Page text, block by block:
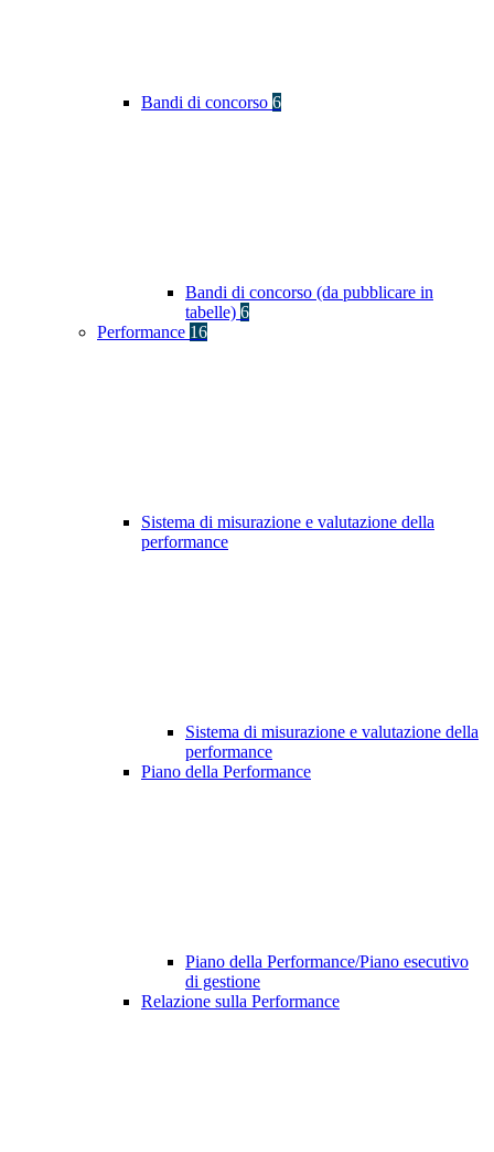
Bandi di concorso 6
Bandi di concorso (da pubblicare in
tabelle) 6
Performance 16
Sistema di misurazione e valutazione della
performance
Sistema di misurazione e valutazione della
performance
Piano della Performance
Piano della Performance/Piano esecutivo
di gestione
Relazione sulla Performance